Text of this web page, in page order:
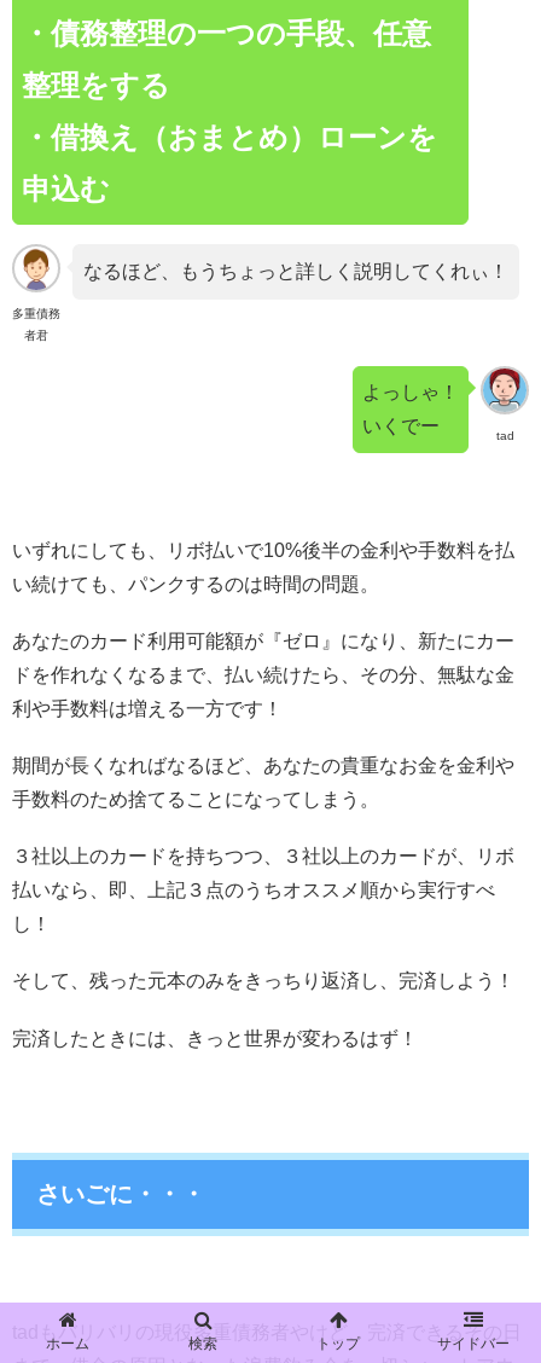
・債務整理の一つの手段、任意
整理をする
・借換え（おまとめ）ローンを
申込む
多重債務
者君
なるほど、もうちょっと詳しく説明してくれぃ！
tad
よっしゃ！
いくでー
いずれにしても、リボ払いで10%後半の金利や手数料を払
い続けても、パンクするのは時間の問題。
あなたのカード利用可能額が『ゼロ』になり、新たにカー
ドを作れなくなるまで、払い続けたら、その分、無駄な金
利や手数料は増える一方です！
期間が長くなればなるほど、あなたの貴重なお金を金利や
手数料のため捨てることになってしまう。
３社以上のカードを持ちつつ、３社以上のカードが、リボ
払いなら、即、上記３点のうちオススメ順から実行すべ
し！
そして、残った元本のみをきっちり返済し、完済しよう！
完済したときには、きっと世界が変わるはず！
さいごに・・・
tadもバリバリの現役多重債務者やけど、完済できるその日
ホーム 検索 トップ サイドバー